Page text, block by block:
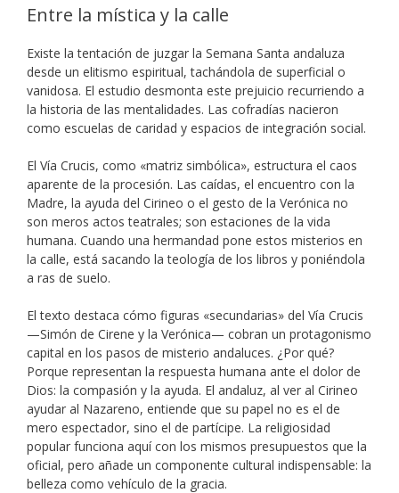
Entre la mística y la calle
Existe la tentación de juzgar la Semana Santa andaluza
desde un elitismo espiritual, tachándola de superficial o
vanidosa. El estudio desmonta este prejuicio recurriendo a
la historia de las mentalidades. Las cofradías nacieron
como escuelas de caridad y espacios de integración social.
El Vía Crucis, como «matriz simbólica», estructura el caos
aparente de la procesión. Las caídas, el encuentro con la
Madre, la ayuda del Cirineo o el gesto de la Verónica no
son meros actos teatrales; son estaciones de la vida
humana. Cuando una hermandad pone estos misterios en
la calle, está sacando la teología de los libros y poniéndola
a ras de suelo.
El texto destaca cómo figuras «secundarias» del Vía Crucis
—Simón de Cirene y la Verónica— cobran un protagonismo
capital en los pasos de misterio andaluces. ¿Por qué?
Porque representan la respuesta humana ante el dolor de
Dios: la compasión y la ayuda. El andaluz, al ver al Cirineo
ayudar al Nazareno, entiende que su papel no es el de
mero espectador, sino el de partícipe. La religiosidad
popular funciona aquí con los mismos presupuestos que la
oficial, pero añade un componente cultural indispensable: la
belleza como vehículo de la gracia.